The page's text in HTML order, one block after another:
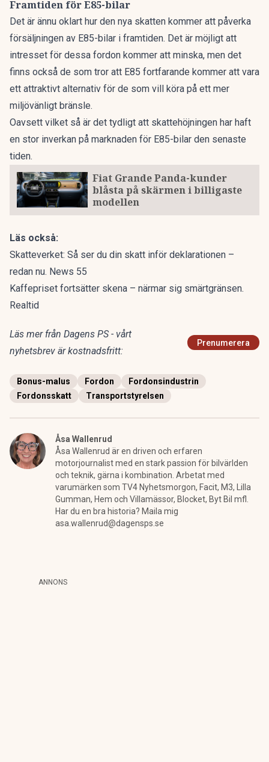
Framtiden för E85-bilar
Det är ännu oklart hur den nya skatten kommer att påverka
försäljningen av E85-bilar i framtiden. Det är möjligt att
intresset för dessa fordon kommer att minska, men det
finns också de som tror att E85 fortfarande kommer att vara
ett attraktivt alternativ för de som vill köra på ett mer
miljövänligt bränsle.
Oavsett vilket så är det tydligt att skattehöjningen har haft
en stor inverkan på marknaden för E85-bilar den senaste
tiden.
Fiat Grande Panda-kunder
blåsta på skärmen i billigaste
modellen
Läs också:
Skatteverket: Så ser du din skatt inför deklarationen –
redan nu. News 55
Kaffepriset fortsätter skena – närmar sig smärtgränsen.
Realtid
Läs mer från Dagens PS - vårt
nyhetsbrev är kostnadsfritt:
Prenumerera
Bonus-malus Fordon
Fordonsindustrin
Fordonsskatt
Transportstyrelsen
Åsa Wallenrud
Åsa Wallenrud är en driven och erfaren
motorjournalist med en stark passion för bilvärlden
och teknik, gärna i kombination. Arbetat med
varumärken som TV4 Nyhetsmorgon, Facit, M3, Lilla
Gumman, Hem och Villamässor, Blocket, Byt Bil mfl.
Har du en bra historia? Maila mig
asa.wallenrud@dagensps.se
ANNONS